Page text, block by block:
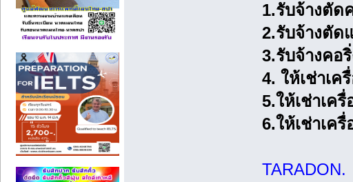
1.รับจ้างตัด
2.รับจ้างตัด
3.รับจ้างคอ
4. ให้เช่าเ
5.ให้เช่าเครื่
6.ให้เช่าเค